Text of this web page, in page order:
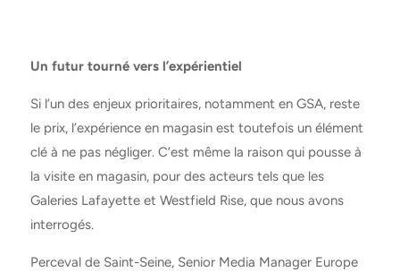
Un futur tourné vers l’expérientiel
Si l’un des enjeux prioritaires, notamment en GSA, reste
le prix, l’expérience en magasin est toutefois un élément
clé à ne pas négliger. C’est même la raison qui pousse à
la visite en magasin, pour des acteurs tels que les
Galeries Lafayette et Westfield Rise, que nous avons
interrogés.
Perceval de Saint-Seine, Senior Media Manager Europe